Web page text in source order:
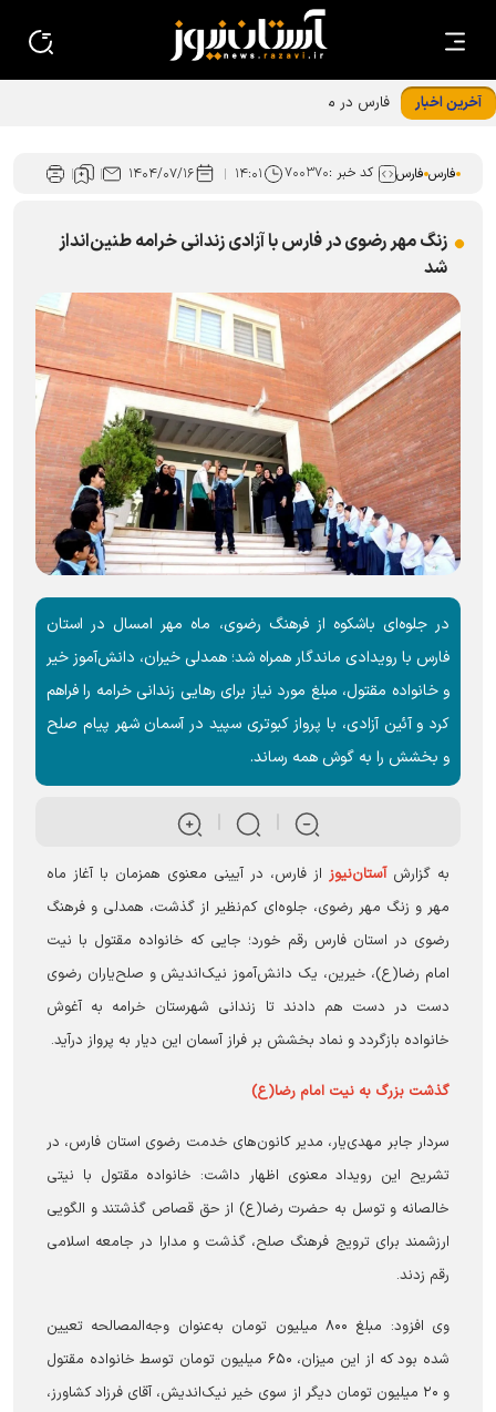
آخرین اخبار
فارس در مدار تحول ساختاری کانون‌های خدمت رضوی+گزارش
فارس فارس کد خبر :۷۰۰۳۷۰ ۱۴:۰۱ ۱۴۰۴/۰۷/۱۶
زنگ مهر رضوی در فارس با آزادی زندانی خرامه طنین‌انداز
شد
در جلوه‌ای باشکوه از فرهنگ رضوی، ماه مهر امسال در استان
فارس با رویدادی ماندگار همراه شد؛ همدلی خیران، دانش‌آموز خیر
و خانواده مقتول، مبلغ مورد نیاز برای رهایی زندانی خرامه را فراهم
کرد و آئین آزادی، با پرواز کبوتری سپید در آسمان شهر پیام صلح
و بخشش را به گوش همه رساند.
به گزارشآستان‌نیوز از فارس، در آیینی معنوی همزمان با آغاز ماه
مهر و زنگ مهر رضوی، جلوه‌ای کم‌نظیر از گذشت، همدلی و فرهنگ
رضوی در استان فارس رقم خورد؛ جایی که خانواده مقتول با نیت
امام رضا(ع)، خیرین، یک دانش‌آموز نیک‌اندیش و صلح‌یاران رضوی
دست در دست هم دادند تا زندانی شهرستان خرامه به آغوش
خانواده بازگردد و نماد بخشش بر فراز آسمان این دیار به پرواز درآید.
گذشت بزرگ به نیت امام رضا(ع)
سردار جابر مهدی‌یار، مدیر کانون‌های خدمت رضوی استان فارس، در
تشریح این رویداد معنوی اظهار داشت: خانواده مقتول با نیتی
خالصانه و توسل به حضرت رضا(ع) از حق قصاص گذشتند و الگویی
ارزشمند برای ترویج فرهنگ صلح، گذشت و مدارا در جامعه اسلامی
رقم زدند.
وی افزود: مبلغ ۸۰۰ میلیون تومان به‌عنوان وجه‌المصالحه تعیین
شده بود که از این میزان، ۶۵۰ میلیون تومان توسط خانواده مقتول
و ۲۰ میلیون تومان دیگر از سوی خیر نیک‌اندیش، آقای فرزاد کشاورز،